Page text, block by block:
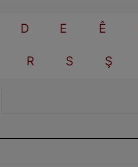
D E Ê
R S Ş